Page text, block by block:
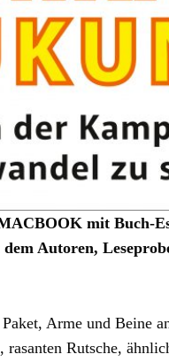
mit Buch-
Autoren,
Arme und Beine
rasanten Rutsche,